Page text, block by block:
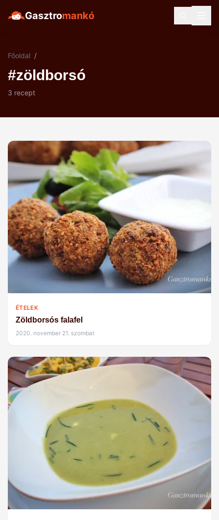
Gasztromankó
Főoldal /
#zöldborsó
3 recept
ÉTELEK
Zöldborsós falafel
2020. november 21. szombat